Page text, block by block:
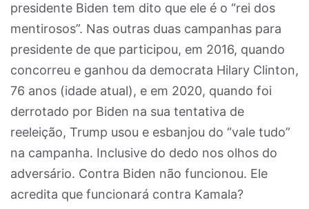
presidente Biden tem dito que ele é o “rei dos
mentirosos”. Nas outras duas campanhas para
presidente de que participou, em 2016, quando
concorreu e ganhou da democrata Hilary Clinton,
76 anos (idade atual), e em 2020, quando foi
derrotado por Biden na sua tentativa de
reeleição, Trump usou e esbanjou do “vale tudo”
na campanha. Inclusive do dedo nos olhos do
adversário. Contra Biden não funcionou. Ele
acredita que funcionará contra Kamala?